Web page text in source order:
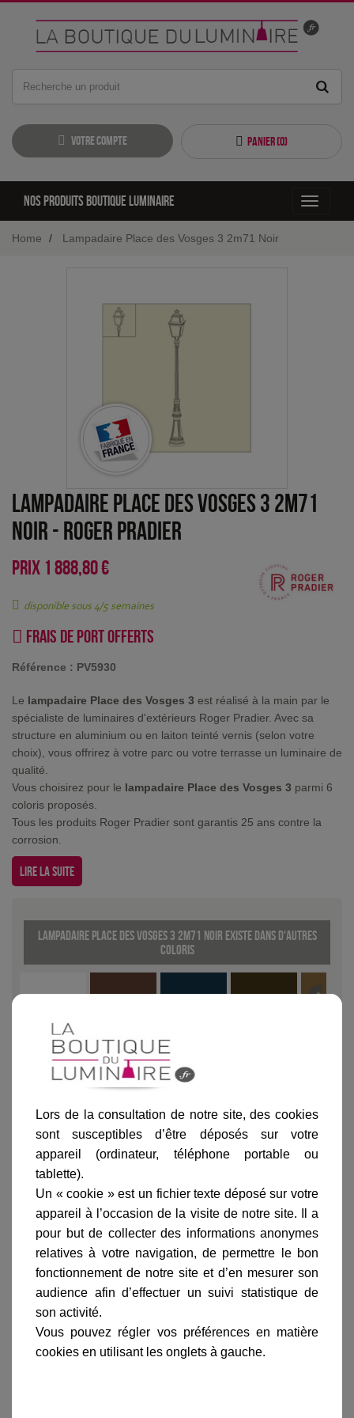
Votre compte Panier (0)
Toggle
Nos produits boutique luminaire
Home Lampadaire Place des Vosges 3 2m71 Noir
Lampadaire Place des Vosges 3 2m71
Noir - Roger Pradier
PRIX 1 888,80 €
disponible sous 4/5 semaines
Frais de port offerts
Référence : PV5930
Le lampadaire Place des Vosges 3 est réalisé à la main par le
spécialiste de luminaires d'extérieurs Roger Pradier. Avec sa
structure en aluminium ou en laiton teinté vernis (selon votre
choix), vous offrirez à votre parc ou votre terrasse un luminaire de
qualité.
Vous choisirez pour le lampadaire Place des Vosges 3 parmi 6
coloris proposés.
Tous les produits Roger Pradier sont garantis 25 ans contre la
corrosion.
Lire la suite
Lampadaire Place des Vosges 3 2m71 Noir existe dans d'autres
coloris
Ajouter au panier
Informations produit
gamme complète
Lors de la consultation de notre site, des cookies
sont susceptibles d’être déposés sur votre
appareil (ordinateur, téléphone portable ou
tablette).
Un « cookie » est un fichier texte déposé sur votre
appareil à l’occasion de la visite de notre site. Il a
pour but de collecter des informations anonymes
relatives à votre navigation, de permettre le bon
fonctionnement de notre site et d’en mesurer son
audience afin d’effectuer un suivi statistique de
son activité.
Vous pouvez régler vos préférences en matière
cookies en utilisant les onglets à gauche.